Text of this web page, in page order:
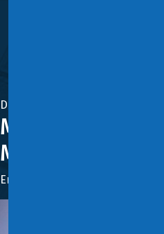
Diciembre 3, 2024
Ministerio de
Mipymes
En el último encuentro las